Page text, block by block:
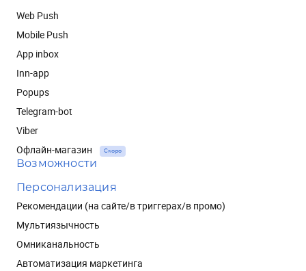
Web Push
Mobile Push
App inbox
Inn-app
Popups
Telegram-bot
Viber
Офлайн-магазин
Скоро
Возможности
Персонализация
Рекомендации (на сайте/в триггерах/в промо)
Мультиязычность
Омниканальность
Автоматизация маркетинга